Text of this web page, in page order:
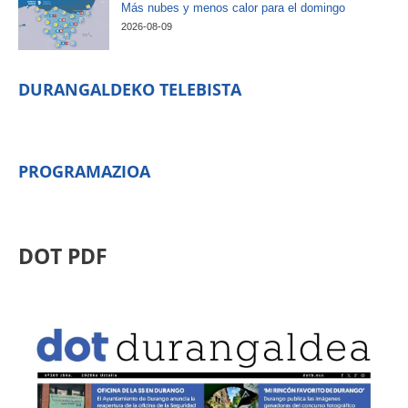
Más nubes y menos calor para el domingo
2026-08-09
DURANGALDEKO TELEBISTA
PROGRAMAZIOA
DOT PDF